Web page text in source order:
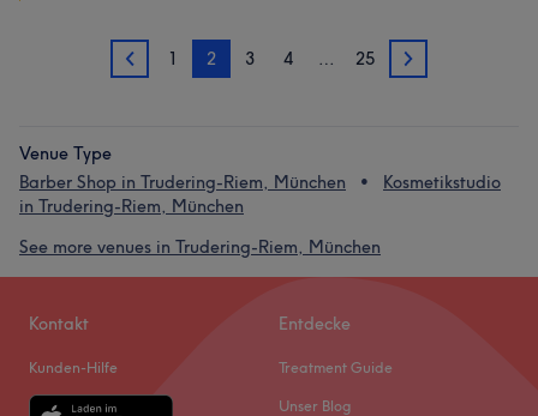
1 1 2 3 4 … 25 3
Venue Type
Barber Shop in Trudering-Riem, München
Kosmetikstudio
in Trudering-Riem, München
See more venues in Trudering-Riem, München
Kontakt
Kunden-Hilfe
Entdecke
Treatment Guide
Unser Blog